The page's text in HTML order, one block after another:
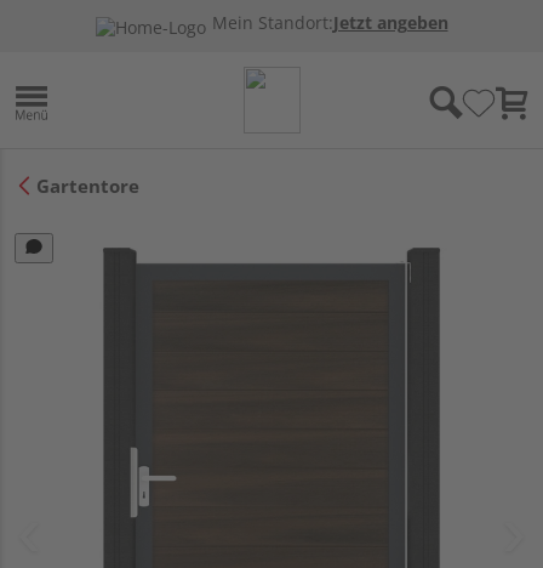
Mein Standort:Jetzt angeben
Gartentore